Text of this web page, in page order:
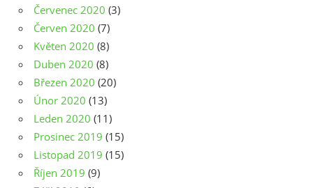
Červenec 2020 (3)
Červen 2020 (7)
Květen 2020 (8)
Duben 2020 (8)
Březen 2020 (20)
Únor 2020 (13)
Leden 2020 (11)
Prosinec 2019 (15)
Listopad 2019 (15)
Říjen 2019 (9)